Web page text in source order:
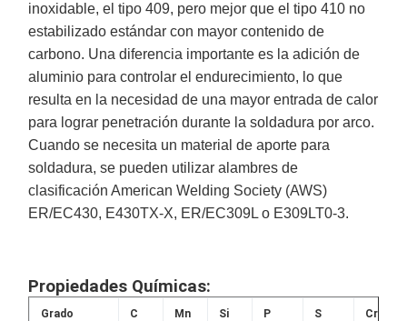
inoxidable, el tipo 409, pero mejor que el tipo 410 no
estabilizado estándar con mayor contenido de
carbono. Una diferencia importante es la adición de
aluminio para controlar el endurecimiento, lo que
resulta en la necesidad de una mayor entrada de calor
para lograr penetración durante la soldadura por arco.
Cuando se necesita un material de aporte para
soldadura, se pueden utilizar alambres de
clasificación American Welding Society (AWS)
ER/EC430, E430TX-X, ER/EC309L o E309LT0-3.
Propiedades Químicas:
Grado C Mn Si P S Cr